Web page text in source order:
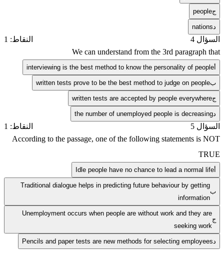
جpeople
nations
السؤال 4
النقاط: 1
We can understand from the 3rd paragraph that
interviewing is the best method to know the personality of people
بwritten tests prove to be the best method to judge on people
جwritten tests are accepted by people everywhere
the number of unemployed people is decreasing
السؤال 5
النقاط: 1
According to the passage, one of the following statements is NOT
TRUE
Idle people have no chance to lead a normal life
ب
Traditional dialogue helps in predicting future behaviour by getting
information
ج
Unemployment occurs when people are without work and they are
seeking work
Pencils and paper tests are new methods for selecting employees